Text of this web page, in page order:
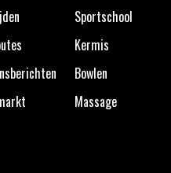
Sportschool
Kermis
Bowlen
Massage